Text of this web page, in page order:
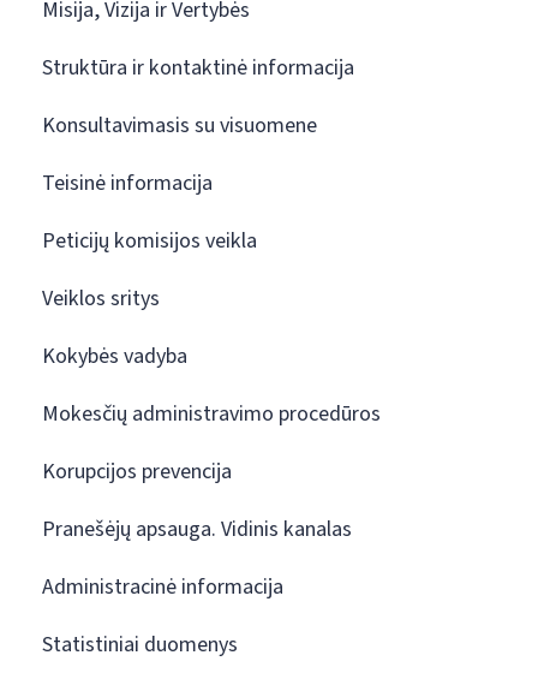
Misija, Vizija ir Vertybės
Struktūra ir kontaktinė informacija
Konsultavimasis su visuomene
Teisinė informacija
Peticijų komisijos veikla
Veiklos sritys
Kokybės vadyba
Mokesčių administravimo procedūros
Korupcijos prevencija
Pranešėjų apsauga. Vidinis kanalas
Administracinė informacija
Statistiniai duomenys